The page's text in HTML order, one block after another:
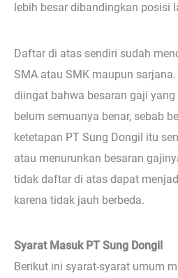
lebih besar dibandingkan posisi
Daftar di atas sendiri sudah
SMA atau SMK maupun
diingat bahwa besaran gaji
belum semuanya benar, sebab
ketetapan PT Sung Dongil itu
atau menurunkan besaran
tidak daftar di atas dapat
karena tidak jauh berbeda.
Syarat Masuk PT Sung Dongil
Berikut ini syarat-syarat umum